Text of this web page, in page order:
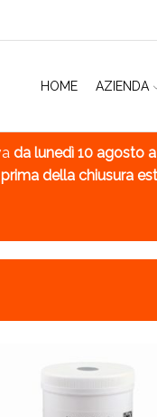
HOME AZIENDA
da lunedì 10 agosto
della chiusura